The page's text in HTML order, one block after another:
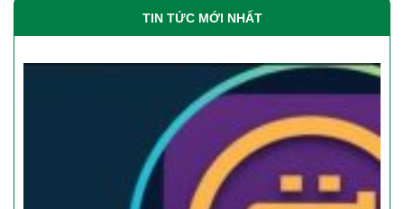
TIN TỨC MỚI NHẤT